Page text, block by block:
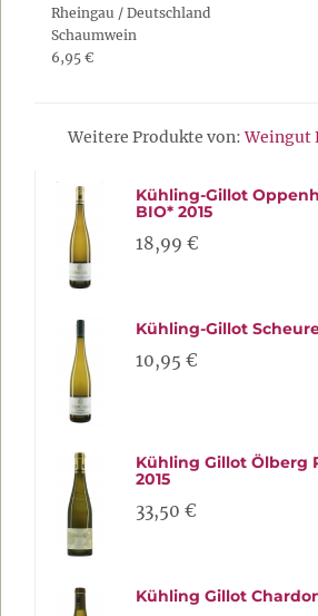
Rheingau / Deutschland
Schaumwein
6,95 €
Weitere Produkte von:Weingut
Kühling-Gillot
BIO* 2015
18,99 €
Kühling-Gillot
10,95 €
Kühling Gillot Ölberg
2015
33,50 €
Kühling Gillot